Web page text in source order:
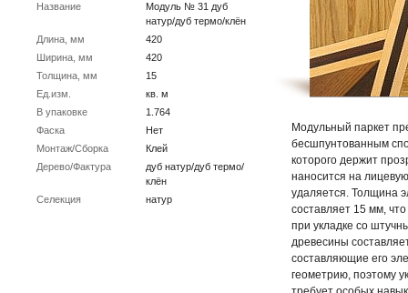
Название
Модуль № 31 дуб
натур/дуб термо/клён
Длина, мм
420
Ширина, мм
420
Толщина, мм
15
Ед.изм.
кв. м
В упаковке
1.764
Фаска
Нет
Монтаж/Сборка
Клей
Дерево/Фактура
дуб натур/дуб термо/
клён
Селекция
натур
Модульный паркет
бесшпунтованным
которого держит
наносится на
удаляется. Толщина
составляет 15 мм,
при укладке со
древесины
составляющие его
геометрию, поэтому